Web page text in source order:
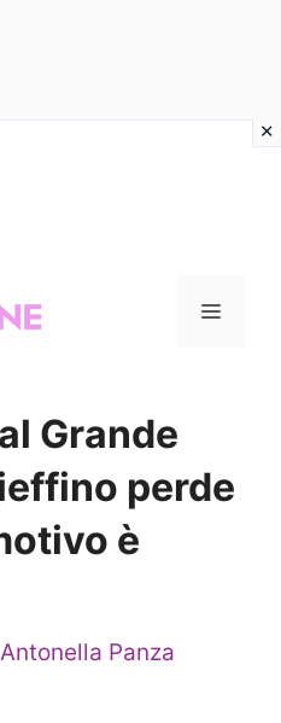
Menu
Grande
perde
è
Antonella Panza